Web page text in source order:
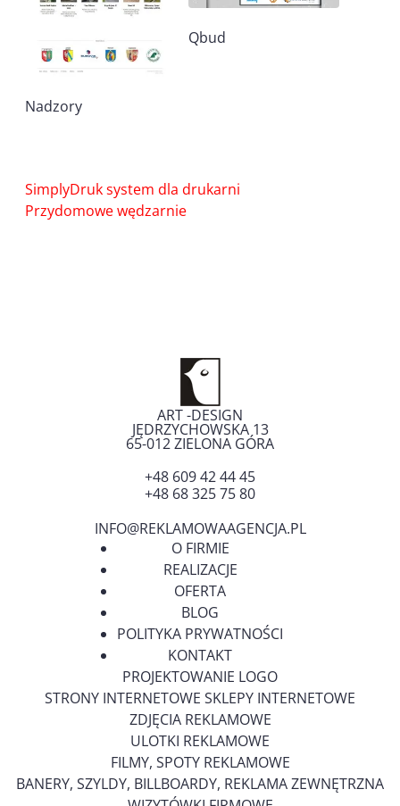
Nadzory
Qbud
Nawigacja
wpisu
SimplyDruk system dla drukarni
Przydomowe wędzarnie
ART -DESIGN
JĘDRZYCHOWSKA 13
65-012ZIELONA GÓRA
+48 609 42 44 45
+48 68 325 75 80
INFO@REKLAMOWAAGENCJA.PL
O FIRMIE
REALIZACJE
OFERTA
BLOG
POLITYKA PRYWATNOŚCI
KONTAKT
PROJEKTOWANIE LOGO
STRONY INTERNETOWE SKLEPY INTERNETOWE
ZDJĘCIA REKLAMOWE
ULOTKI REKLAMOWE
FILMY, SPOTY REKLAMOWE
BANERY, SZYLDY, BILLBOARDY, REKLAMA ZEWNĘTRZNA